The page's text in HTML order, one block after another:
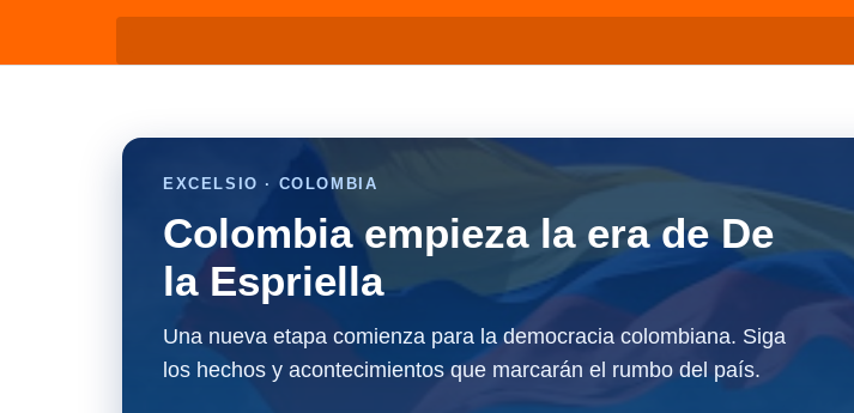
EXCELSIO · COLOMBIA
Colombia empieza la era de De
la Espriella
Una nueva etapa comienza para la democracia colombiana. Siga
los hechos y acontecimientos que marcarán el rumbo del país.